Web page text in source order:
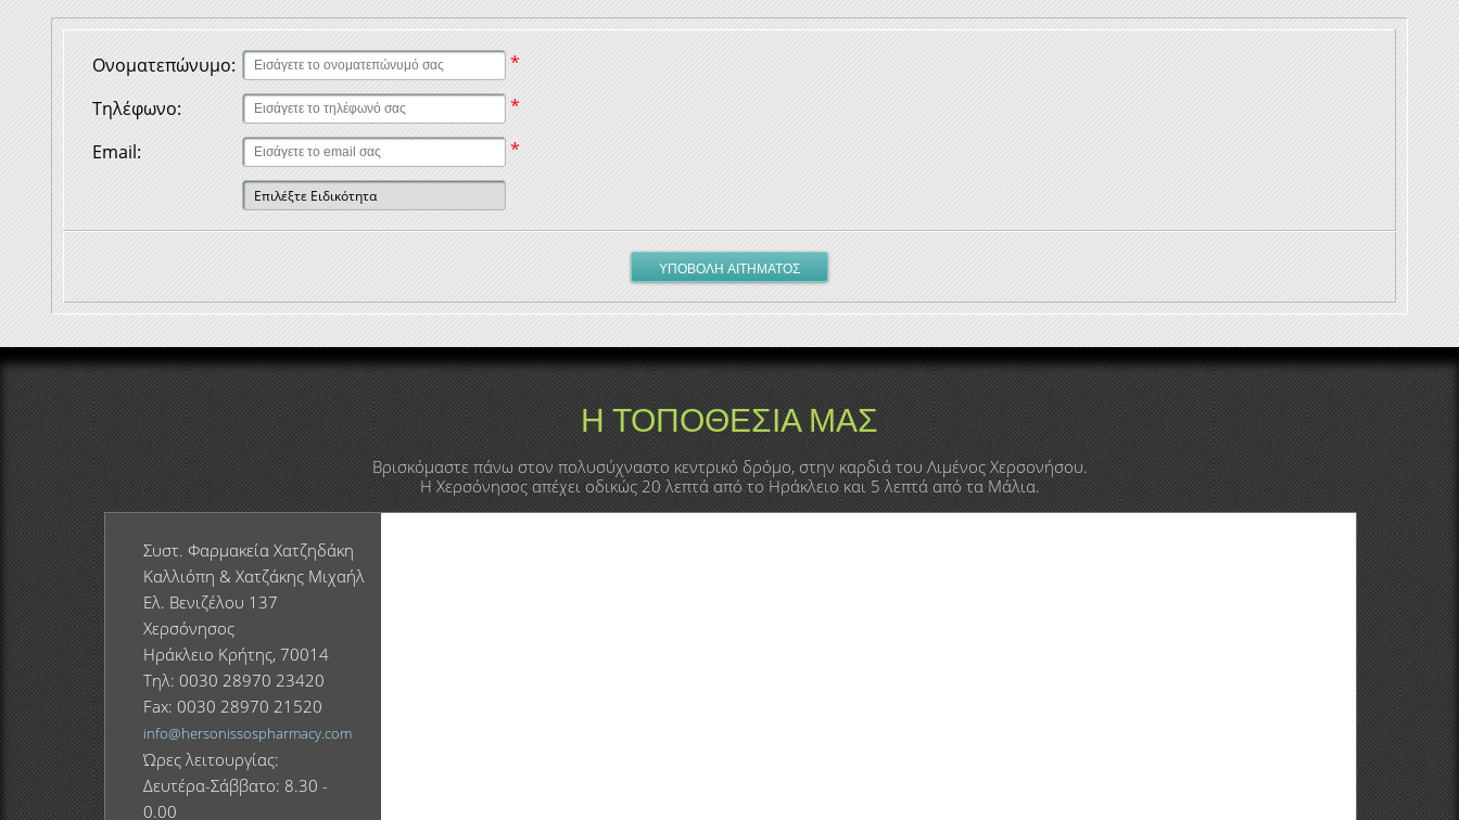
Ονοματεπώνυμο:
*
Τηλέφωνο:
*
Email:
*
Η ΤΟΠΟΘΕΣΙΑ ΜΑΣ
Βρισκόμαστε πάνω στον πολυσύχναστο κεντρικό δρόμο, στην καρδιά του Λιμένος Χερσονήσου.
Η Χερσόνησος απέχει οδικώς 20 λεπτά από το Ηράκλειο και 5 λεπτά από τα Μάλια.
Συστ. Φαρμακεία Χατζηδάκη
Καλλιόπη & Χατζάκης Μιχαήλ
Ελ. Βενιζέλου 137
Χερσόνησος
Ηράκλειο Κρήτης, 70014
Τηλ: 0030 28970 23420
Fax: 0030 28970 21520
info@hersonissospharmacy.com
Ώρες λειτουργίας:
Δευτέρα-Σάββατο: 8.30 -
0.00